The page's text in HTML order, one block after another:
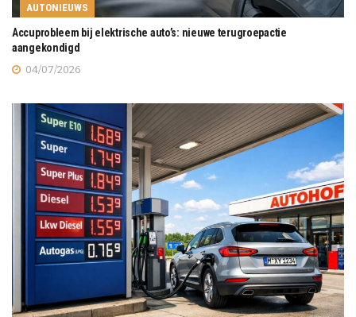
AUTONIEUWS
Accuprobleem bij elektrische auto’s: nieuwe terugroepactie
aangekondigd
04/07/2026